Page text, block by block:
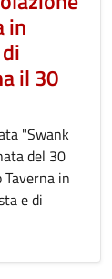
in
il 30
"Swank
del 30
in
e di